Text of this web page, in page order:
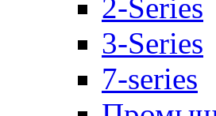
2-Series
3-Series
7-series